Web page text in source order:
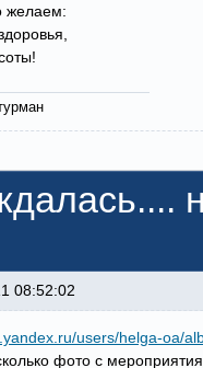
желаем:
08:52:02
users/helga-oa/
фото с